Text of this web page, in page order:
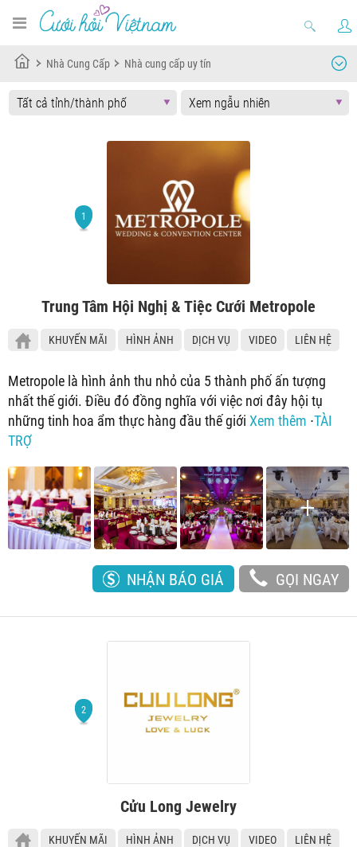
Nhà Cung Cấp Nhà cung cấp uy tín
Trung Tâm Hội Nghị & Tiệc Cưới Metropole
KHUYẾN MÃI HÌNH ẢNH DỊCH VỤ VIDEO LIÊN HỆ
Metropole là hình ảnh thu nhỏ của 5 thành phố ấn tượng
nhất thế giới. Điều đó đồng nghĩa với việc nơi đây hội tụ
những tinh hoa ẩm thực hàng đầu thế giới Xem thêm ∙TÀI
TRỢ
NHẬN BÁO GIÁ GỌI NGAY
Cửu Long Jewelry
KHUYẾN MÃI HÌNH ẢNH DỊCH VỤ VIDEO LIÊN HỆ